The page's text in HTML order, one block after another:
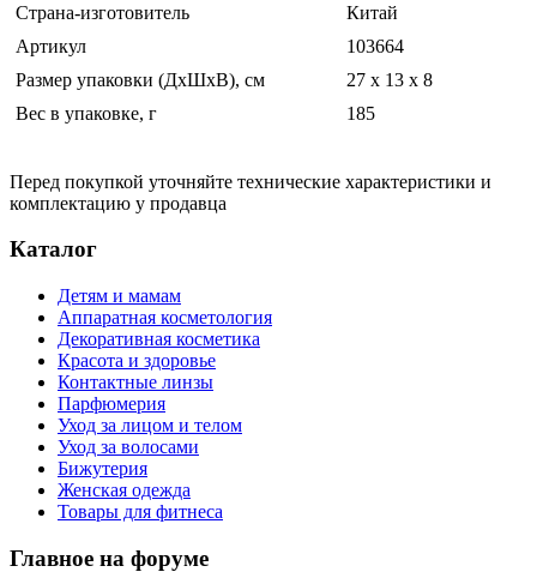
Страна-изготовитель
Китай
Артикул
103664
Размер упаковки (ДхШхВ), см
27 x 13 x 8
Вес в упаковке, г
185
Перед покупкой уточняйте технические характеристики и
комплектацию у продавца
Каталог
Детям и мамам
Аппаратная косметология
Декоративная косметика
Красота и здоровье
Контактные линзы
Парфюмерия
Уход за лицом и телом
Уход за волосами
Бижутерия
Женская одежда
Товары для фитнеса
Главное на форуме